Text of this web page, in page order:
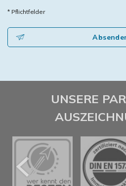
* Pflichtfelder
UNSERE